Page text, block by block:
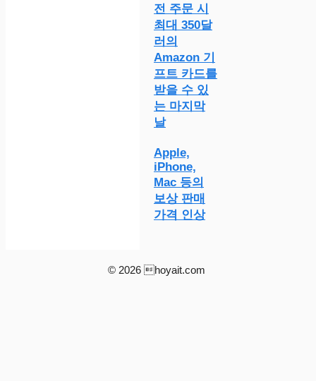
전 주문 시
최대 350달
러의
Amazon 기
프트 카드를
받을 수 있
는 마지막
날
Apple,
iPhone,
Mac 등의
보상 판매
가격 인상
© 2026 hoyait.com